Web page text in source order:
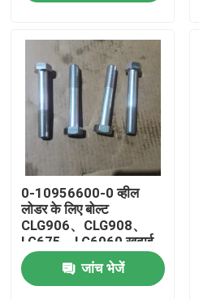
उत्पादों
वीडियो
हमारे बारे में
कारखाना भ्रमण
गुणवत्ता नियंत्रण
0-10956600-0 व्हील
लोडर के लिए बोल्ट
CLG906、CLG908、
LG675、LG6060 खुदाई
EX60、EX70 इंजन
4JB1、4JG1जांच भेजें